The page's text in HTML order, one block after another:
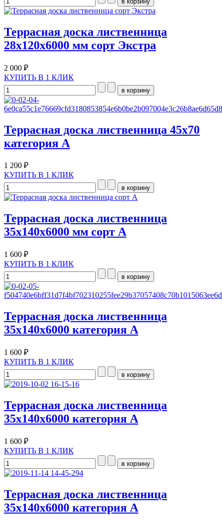
Террасная доска лиственница
28х120х6000 мм сорт Экстра
2 000 ₽
КУПИТЬ В 1 КЛИК
Террасная доска лиственница 45х70
категория A
1 200 ₽
КУПИТЬ В 1 КЛИК
Террасная доска лиственница
35х140х6000 мм сорт А
1 600 ₽
КУПИТЬ В 1 КЛИК
Террасная доска лиственница
35х140х6000 категория А
1 600 ₽
КУПИТЬ В 1 КЛИК
Террасная доска лиственница
35х140х6000 категория А
1 600 ₽
КУПИТЬ В 1 КЛИК
Террасная доска лиственница
35х140х6000 категория А